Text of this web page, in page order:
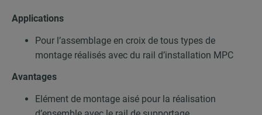
Applications
Pour l’assemblage en croix de tous types de
montage réalisés avec du rail d’installation MPC
Avantages
Elément de montage aisé pour la réalisation